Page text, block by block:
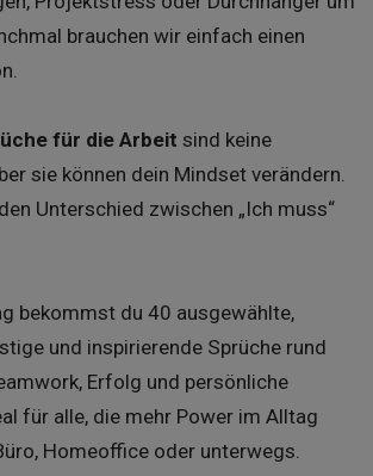
brauchen wir einfach einen
für die Arbeit sind keine
sie können dein Mindset verändern.
Unterschied zwischen „Ich muss“
bekommst du 40 ausgewählte,
und inspirierende Sprüche rund
Erfolg und persönliche
für alle, die mehr Power im Alltag
Homeoffice oder unterwegs.